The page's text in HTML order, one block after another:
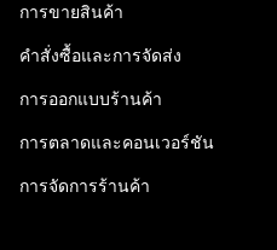
การขายสินค้า
คำสั่งซื้อและการจัดส่ง
การออกแบบร้านค้า
การตลาดและคอนเวอร์ชัน
การจัดการร้านค้า